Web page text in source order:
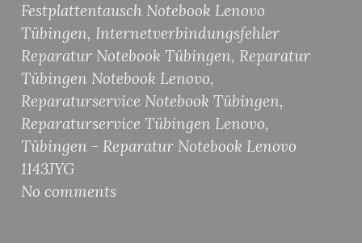
Festplattentausch Notebook Lenovo
Tübingen, Internetverbindungsfehler
Reparatur Notebook Tübingen, Reparatur
Tübingen Notebook Lenovo,
Reparaturservice Notebook Tübingen,
Reparaturservice Tübingen Lenovo,
Tübingen - Reparatur Notebook Lenovo
1143JYG
No comments